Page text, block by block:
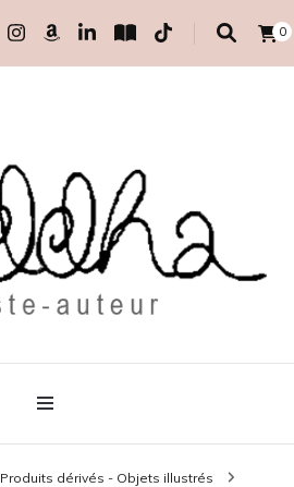
0
Produits dérivés - Objets illustrés